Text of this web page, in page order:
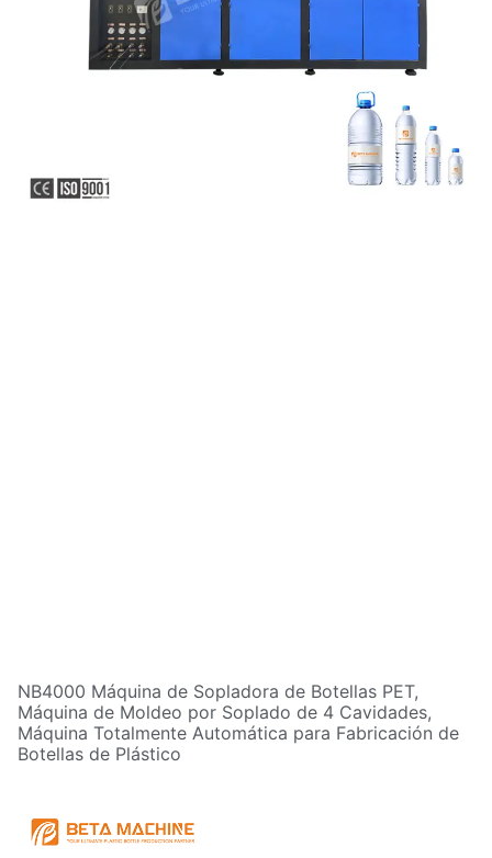
NB4000 Máquina de Sopladora de Botellas PET,
Máquina de Moldeo por Soplado de 4 Cavidades,
Máquina Totalmente Automática para Fabricación de
Botellas de Plástico